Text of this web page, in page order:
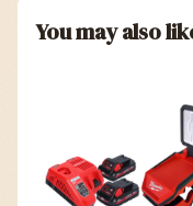
You may also